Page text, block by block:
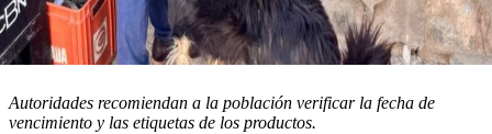
Autoridades recomiendan a la población verificar la fecha de
vencimiento y las etiquetas de los productos.